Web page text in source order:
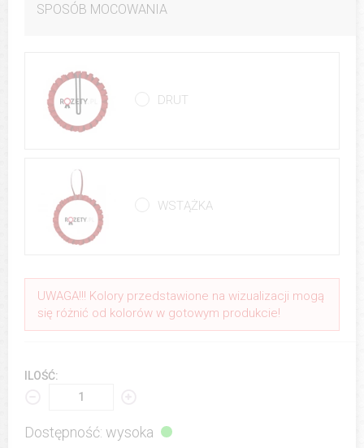
SPOSÓB MOCOWANIA
DRUT
WSTĄŻKA
UWAGA!!! Kolory przedstawione na wizualizacji mogą
się różnić od kolorów w gotowym produkcie!
ILOŚĆ:
Dostępność: wysoka